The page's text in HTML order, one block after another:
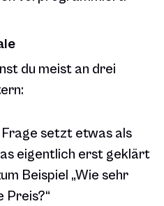
du meist an drei
Frage setzt etwas als
eigentlich erst geklärt
Beispiel „Wie sehr
Preis?“